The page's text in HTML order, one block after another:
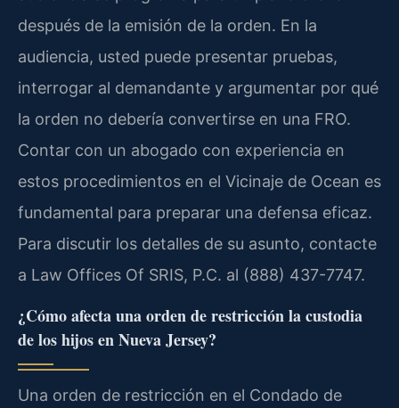
después de la emisión de la orden. En la
audiencia, usted puede presentar pruebas,
interrogar al demandante y argumentar por qué
la orden no debería convertirse en una FRO.
Contar con un abogado con experiencia en
estos procedimientos en el Vicinaje de Ocean es
fundamental para preparar una defensa eficaz.
Para discutir los detalles de su asunto, contacte
a Law Offices Of SRIS, P.C. al (888) 437-7747.
¿Cómo afecta una orden de restricción la custodia
de los hijos en Nueva Jersey?
Una orden de restricción en el Condado de